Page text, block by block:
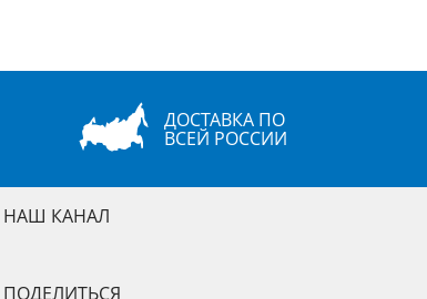
ДОСТАВКА ПО
ВСЕЙ РОССИИ
НАШ КАНАЛ
ПОДЕЛИТЬСЯ